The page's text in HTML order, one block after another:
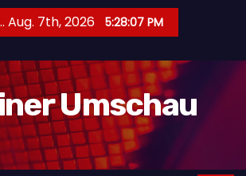
Aug. 7th, 2026 5:28:09 PM
Umschau